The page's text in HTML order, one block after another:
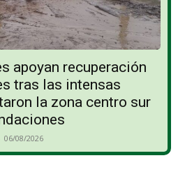
apoyan recuperación
tras las intensas
la zona centro sur
06/08/2026